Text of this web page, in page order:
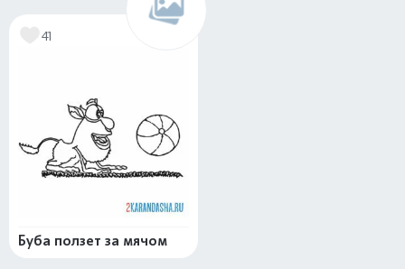
41
Буба ползет за мячом